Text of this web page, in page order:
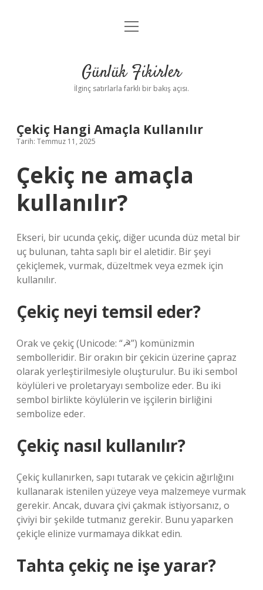
Anasayfa
Yasal Uyarı
menüyü
Günlük Fikirler
İlginç satırlarla farklı bir bakış açısı.
Çekiç Hangi Amaçla Kullanılır
Tarih: Temmuz 11, 2025
Çekiç ne amaçla
kullanılır?
Ekseri, bir ucunda çekiç, diğer ucunda düz metal bir
uç bulunan, tahta saplı bir el aletidir. Bir şeyi
çekiçlemek, vurmak, düzeltmek veya ezmek için
kullanılır.
Çekiç neyi temsil eder?
Orak ve çekiç (Unicode: “☭”) komünizmin
sembolleridir. Bir orakın bir çekicin üzerine çapraz
olarak yerleştirilmesiyle oluşturulur. Bu iki sembol
köylüleri ve proletaryayı sembolize eder. Bu iki
sembol birlikte köylülerin ve işçilerin birliğini
sembolize eder.
Çekiç nasıl kullanılır?
Çekiç kullanırken, sapı tutarak ve çekicin ağırlığını
kullanarak istenilen yüzeye veya malzemeye vurmak
gerekir. Ancak, duvara çivi çakmak istiyorsanız, o
çiviyi bir şekilde tutmanız gerekir. Bunu yaparken
çekiçle elinize vurmamaya dikkat edin.
Tahta çekiç ne işe yarar?